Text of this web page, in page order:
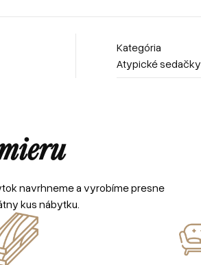
Kategória
Atypické sedačky
navrhneme a vyrobíme presne
kus nábytku.